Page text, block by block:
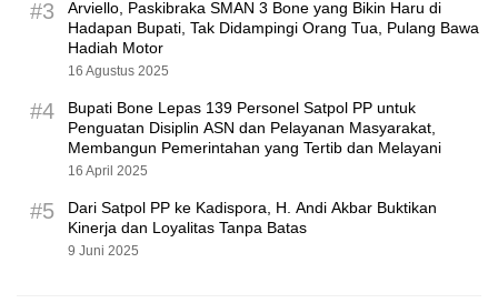
#3
Arviello, Paskibraka SMAN 3 Bone yang Bikin Haru di
Hadapan Bupati, Tak Didampingi Orang Tua, Pulang Bawa
Hadiah Motor
16 Agustus 2025
#4
Bupati Bone Lepas 139 Personel Satpol PP untuk
Penguatan Disiplin ASN dan Pelayanan Masyarakat,
Membangun Pemerintahan yang Tertib dan Melayani
16 April 2025
#5
Dari Satpol PP ke Kadispora, H. Andi Akbar Buktikan
Kinerja dan Loyalitas Tanpa Batas
9 Juni 2025